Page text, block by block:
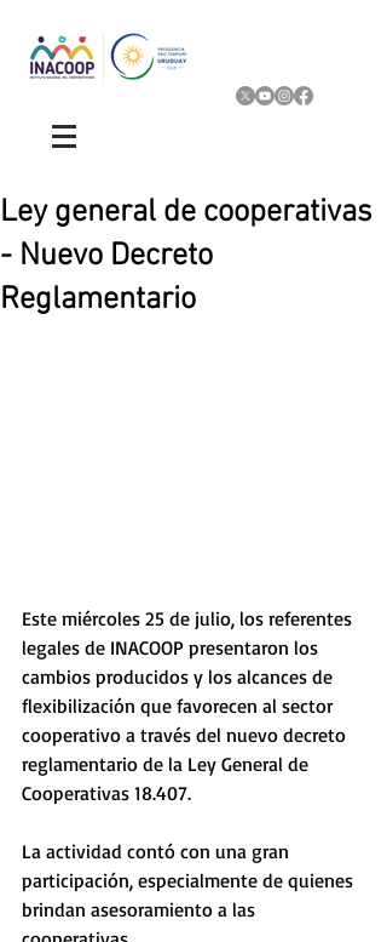
Ley general de cooperativas
- Nuevo Decreto
Reglamentario
Este miércoles 25 de julio, los referentes
legales de INACOOP presentaron los
cambios producidos y los alcances de
flexibilización que favorecen al sector
cooperativo a través del nuevo decreto
reglamentario de la Ley General de
Cooperativas 18.407.
La actividad contó con una gran
participación, especialmente de quienes
brindan asesoramiento a las